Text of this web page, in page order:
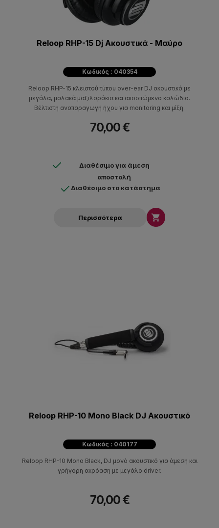
Reloop RHP-15 Dj Ακουστικά - Μαύρο
Κωδικός : 040354
Reloop RHP-15 κλειστού τύπου over-ear DJ ακουστικά με
μεγάλα, μαλακά μαξιλαράκια και αποσπώμενο καλώδιο.
Βέλτιστη αναπαραγωγή ήχου για monitoring και μίξη.
70,00 €
Διαθέσιμο για άμεση
αποστολή
Διαθέσιμο στο κατάστημα
Περισσότερα 
Reloop RHP-10 Mono Black DJ Ακουστικό
Κωδικός : 040177
Reloop RHP-10 Mono Black, DJ μονό ακουστικό για άμεση και
γρήγορη ακρόαση με μεγάλο driver.
70,00 €